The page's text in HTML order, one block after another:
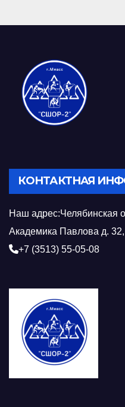
КОНТАКТНАЯ
Наш адрес:Челябинская
Академика Павлова д.
+7 (3513) 55-05-08